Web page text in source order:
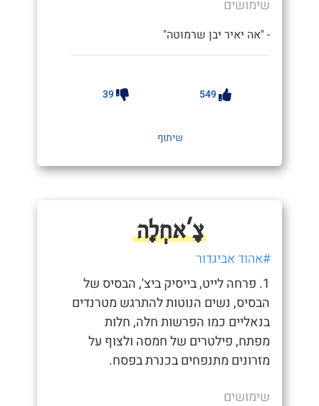
שימושים
- "אה יאיר יבן שרמוטה"
549
39
שיתוף
צָ'אחְלָה
#אהוד אביגדור
1. פרחה לייט, בייסיק ביצ', הבסיס של
הבסיס, נשים הנוטות להתרגש מטרנדים
בנאליים כמו הפרשות חלה, חלות
מפתח, פילטרים של חמסה ולצוף על
מזרונים מתנפחים בכנרת בפסח.
שימושים